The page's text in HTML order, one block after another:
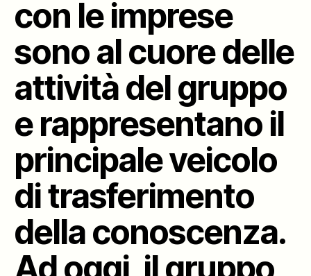
con le imprese
sono al cuore delle
attività del gruppo
e rappresentano il
principale veicolo
di trasferimento
della conoscenza.